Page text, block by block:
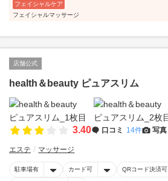
フェイシャルケア
フェイシャルマッサージ
店舗公式
health＆beauty ピュアスリム
3.40 口コミ 14件 写真
エステ マッサージ
駐車場有 カード可 QRコード決済可